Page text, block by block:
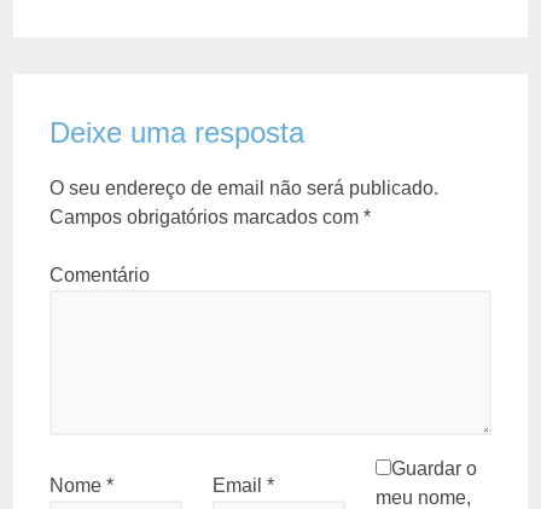
Deixe uma resposta
O seu endereço de email não será publicado.
Campos obrigatórios marcados com*
Comentário
Nome* Email *
Guardar o
meu nome,